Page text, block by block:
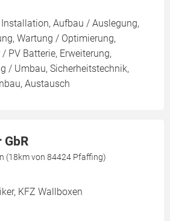
Aufbau / Auslegung,
Wartung / Optimierung,
PV Batterie, Erweiterung,
/ Umbau, Sicherheitstechnik,
Austausch
GbR
(18km von 84424 Pfaffing)
KFZ Wallboxen